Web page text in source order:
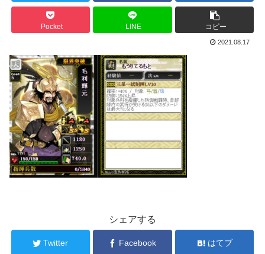
Pocket LINE コピー
2021.08.17
シェアする
Twitter Facebook はてブ